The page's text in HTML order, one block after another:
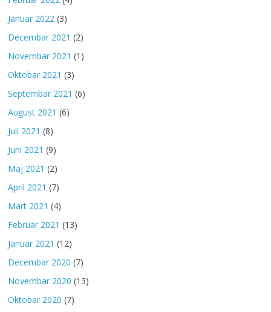
Januar 2022 (3)
Decembar 2021 (2)
Novembar 2021 (1)
Oktobar 2021 (3)
Septembar 2021 (6)
August 2021 (6)
Juli 2021 (8)
Juni 2021 (9)
Maj 2021 (2)
April 2021 (7)
Mart 2021 (4)
Februar 2021 (13)
Januar 2021 (12)
Decembar 2020 (7)
Novembar 2020 (13)
Oktobar 2020 (7)